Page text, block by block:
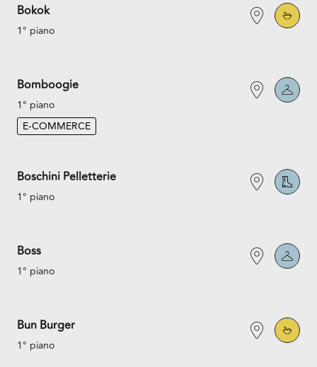
Bokok
1° piano
Bomboogie
1° piano
E-COMMERCE
Boschini Pelletterie
1° piano
Boss
1° piano
Bun Burger
1° piano